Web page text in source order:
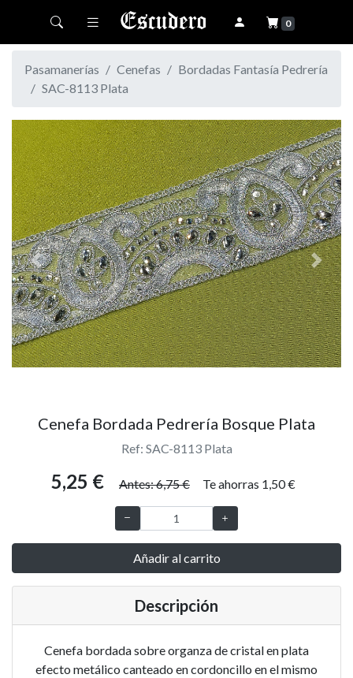
Toggle navigation 0
Pasamanerías Cenefas
Bordadas Fantasía Pedrería
SAC-8113 Plata
Previous Next
Cenefa Bordada Pedrería Bosque Plata
Ref: SAC-8113 Plata
5,25 € Antes: 6,75 € Te ahorras 1,50 €
Añadir al carrito
Descripción
Cenefa bordada sobre organza de cristal en plata
efecto metálico canteado en cordoncillo en el mismo